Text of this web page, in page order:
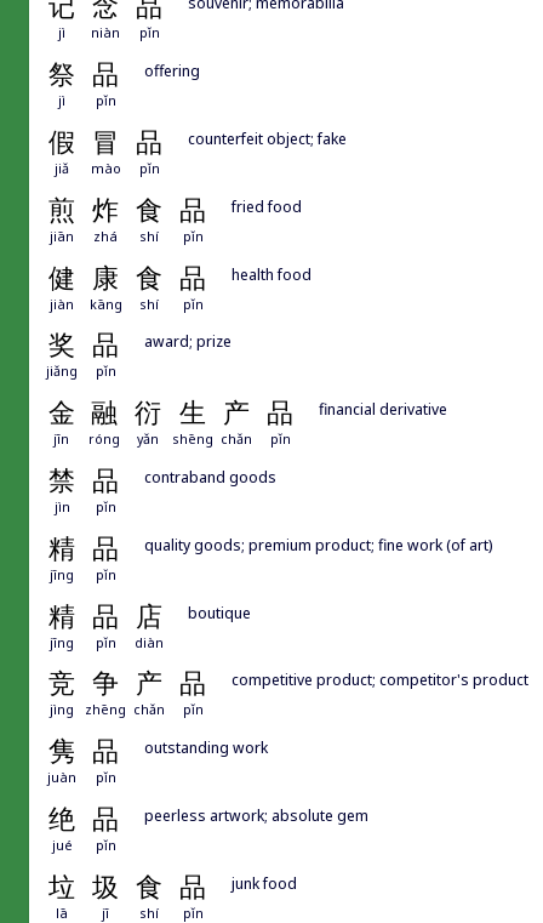
记 念 品
jì niàn pǐn
祭 品
jì pǐn
offering
假 冒 品
jiǎ mào pǐn
counterfeit object; fake
煎 炸 食 品
jiān zhá shí pǐn
fried food
健 康 食 品
jiàn kāng shí pǐn
health food
奖 品
jiǎng pǐn
award; prize
金 融 衍 生 产 品
jīn róng yǎn shēng chǎn pǐn
financial derivative
禁 品
jìn pǐn
contraband goods
精 品
jīng pǐn
quality goods; premium product; fine work (of art)
精 品 店
jīng pǐn diàn
boutique
竞 争 产 品
jìng zhēng chǎn pǐn
competitive product; competitor's product
隽 品
juàn pǐn
outstanding work
绝 品
jué pǐn
peerless artwork; absolute gem
垃 圾 食 品
lā jī shí pǐn
junk food